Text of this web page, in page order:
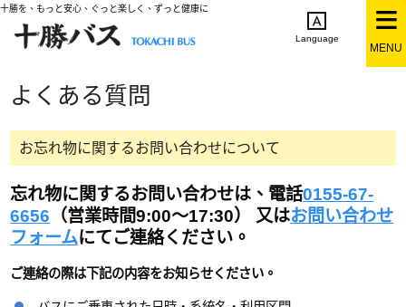
十勝を、もっと安心、ぐっと楽しく、ずっと健康に
Language
한국어
MENU
よくある質問
お忘れ物に関するお問い合わせについて
忘れ物に関するお問い合わせは、電話0155-67-
6656 （営業時間9:00～17:30） 又はお問い合わせ
フォームにてご連絡ください。
ご連絡の際は下記の内容をお知らせください。